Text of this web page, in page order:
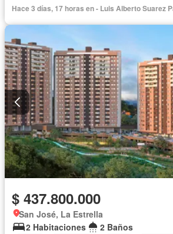
Hace 3 días, 17 horas en - Luis Alberto Suarez
$ 437.800.000
San José, La Estrella
2 Habitaciones
2 Baños